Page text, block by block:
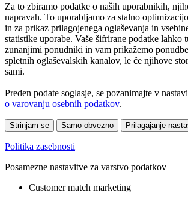
Za to zbiramo podatke o naših uporabnikih,
napravah. To uporabljamo za stalno
in za prikaz prilagojenega oglaševanja in
statistike uporabe. Vaše šifrirane podatke lahko
zunanjimi ponudniki in vam prikažemo
spletnih oglaševalskih kanalov, le če njihove
sami.
Preden podate soglasje, se pozanimajte v
o varovanju osebnih podatkov.
Strinjam se Samo obvezno Prilagajanje
Politika zasebnosti
Posamezne nastavitve za varstvo podatkov
Customer match marketing